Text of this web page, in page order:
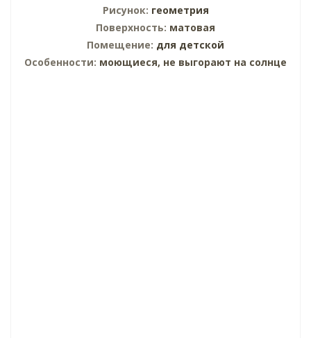
Рисунок: геометрия
Поверхность: матовая
Помещение: для детской
Особенности: моющиеся, не выгорают на солнце